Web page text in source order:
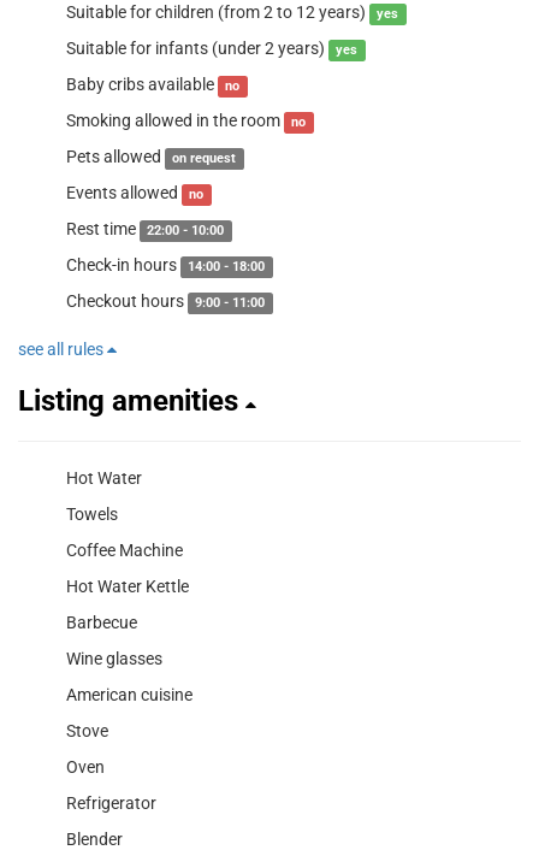
Suitable for children (from 2 to 12 years) yes
Suitable for infants (under 2 years) yes
Baby cribs available no
Smoking allowed in the room no
Pets allowed on request
Events allowed no
Rest time 22:00 - 10:00
Check-in hours 14:00 - 18:00
Checkout hours 9:00 - 11:00
see all rules
Listing amenities
Hot Water
Towels
Coffee Machine
Hot Water Kettle
Barbecue
Wine glasses
American cuisine
Stove
Oven
Refrigerator
Blender